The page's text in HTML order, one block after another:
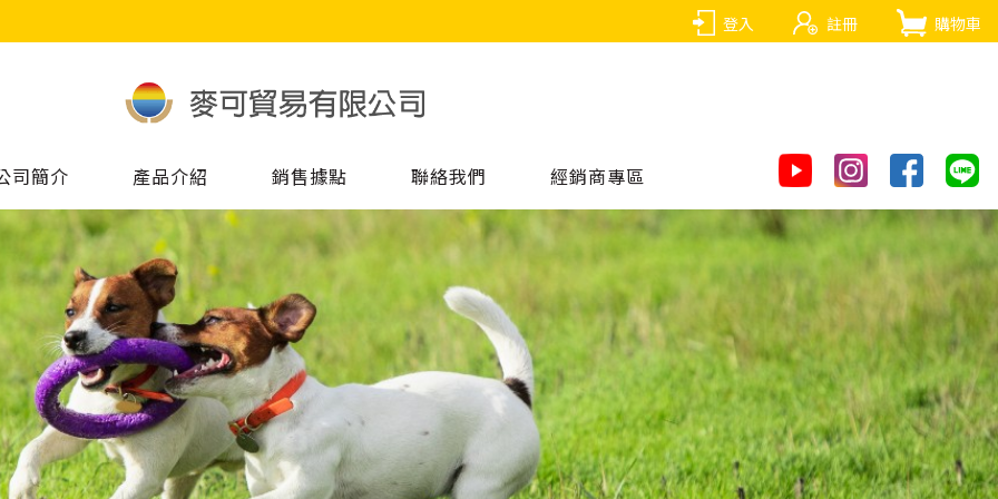
登入 註冊 購物車
司簡介 產品介紹 銷售據點 聯絡我們 經銷商專區